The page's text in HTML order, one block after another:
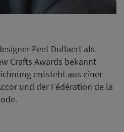
Peet Dullaert als
Crafts Awards bekannt
entsteht aus einer
und der Fédération de la